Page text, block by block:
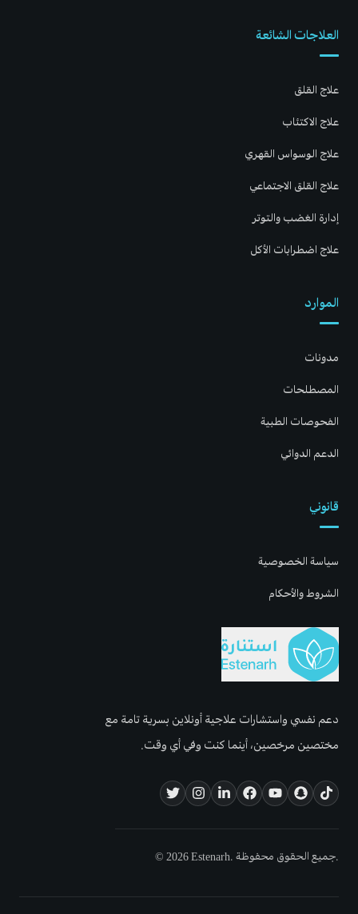
دعم نفسي واستشارات علاجية أونلاين بسرية تامة مع
مختصين مرخصين، أينما كنت وفي أي وقت.
© 2026 Estenarh. جميع الحقوق محفوظة.
العلاجات الشائعة
علاج القلق
علاج الاكتئاب
علاج الوسواس القهري
علاج القلق الاجتماعي
إدارة الغضب والتوتر
علاج اضطرابات الأكل
الموارد
مدونات
المصطلحات
الفحوصات الطبية
الدعم الدوائي
قانوني
سياسة الخصوصية
الشروط والأحكام